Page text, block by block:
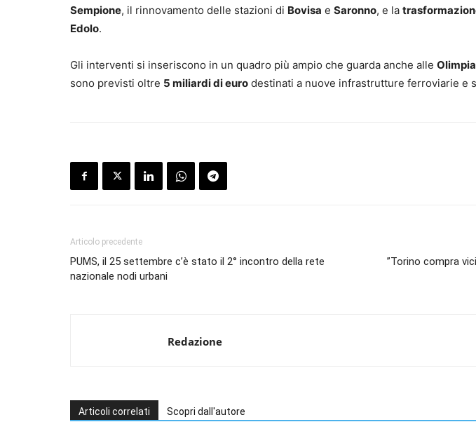
Sempione, il rinnovamento delle stazioni di Bovisa e Saronno, e la
Edolo.
Gli interventi si inseriscono in un quadro più ampio che guarda anche alle
sono previsti oltre 5 miliardi di euro destinati a nuove infrastrutture ferroviarie e
Articolo precedente
PUMS, il 25 settembre c’è stato il 2° incontro della rete
nazionale nodi urbani
​”Torino compra
Redazione
Articoli correlati Scopri dall'autore